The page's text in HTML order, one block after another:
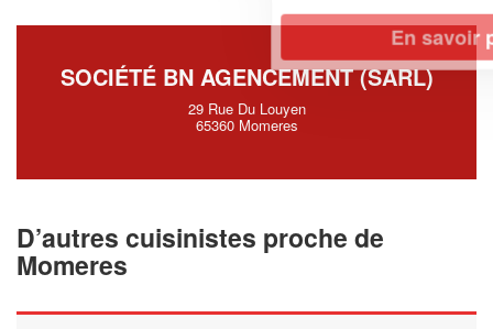
SOCIÉTÉ BN AGENCEMENT (SARL)
29 Rue Du Louyen
65360 Momeres
D’autres cuisinistes proche de
Momeres